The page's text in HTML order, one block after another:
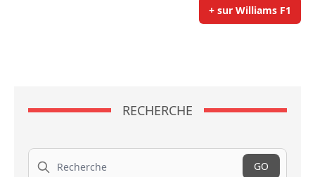
+ sur Williams F1
RECHERCHE
Recherche
GO